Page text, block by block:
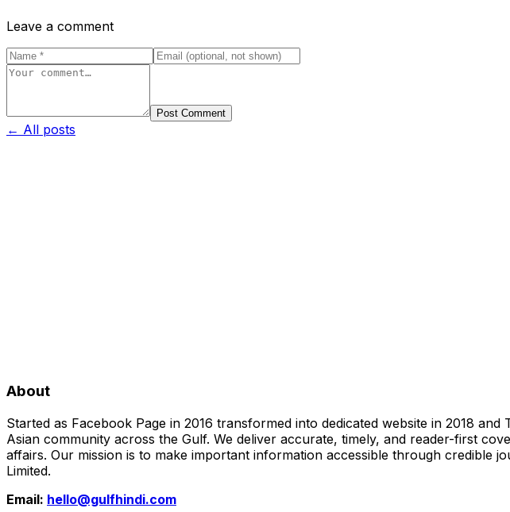
Leave a comment
Post Comment
← All posts
About
Started as Facebook Page in 2016 transformed into dedicated website in 2018
Asian community across the Gulf. We deliver accurate, timely, and reader-first
affairs. Our mission is to make important information accessible through credible
Limited.
Email: hello@gulfhindi.com